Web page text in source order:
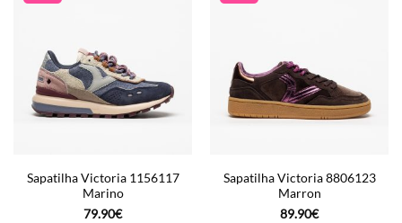
Sapatilha Victoria 1156117
Marino
79.90€
Sapatilha Victoria 8806123
Marron
89.90€